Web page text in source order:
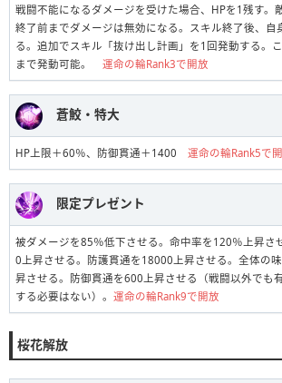
戦闘不能になるダメージを受けた場合、HPを1残す。
終了前までダメージは無効になる。スキル終了後、自
る。追加でスキル「抜け出し計画」を1回発動する。
まで発動可能。 運命の輪Rank3で開放
蒼鮫・特大
HP上限＋60％、防御貫通＋1400 運命の輪Rank5で
限定プレゼント
被ダメージを85％低下させる。命中率を120％上昇さ
0上昇させる。防護貫通を18000上昇させる。全体の
昇させる。防御貫通を600上昇させる（戦闘以外でも
する必要はない）。 運命の輪Rank9で開放
桜花解放